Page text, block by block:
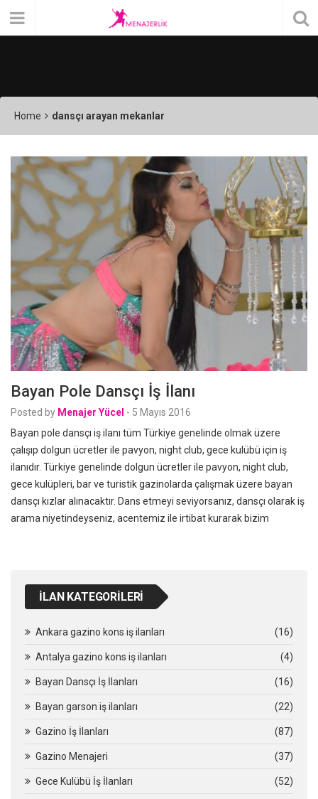
Home dansçı arayan mekanlar
Bayan Pole Dansçı İş İlanı
Posted by Menajer Yücel - 5 Mayıs 2016
Bayan pole dansçı iş ilanı tüm Türkiye genelinde olmak üzere
çalışıp dolgun ücretler ile pavyon, night club, gece kulübü için iş
ilanıdır. Türkiye genelinde dolgun ücretler ile pavyon, night club,
gece kulüpleri, bar ve turistik gazinolarda çalışmak üzere bayan
dansçı kızlar alınacaktır. Dans etmeyi seviyorsanız, dansçı olarak iş
arama niyetindeyseniz, acentemiz ile irtibat kurarak bizim
İLAN KATEGORILERI
Ankara gazino kons iş ilanları (16)
Antalya gazino kons iş ilanları (4)
Bayan Dansçı İş İlanları (16)
Bayan garson iş ilanları (22)
Gazino İş İlanları (87)
Gazino Menajeri (37)
Gece Kulübü İş İlanları (52)